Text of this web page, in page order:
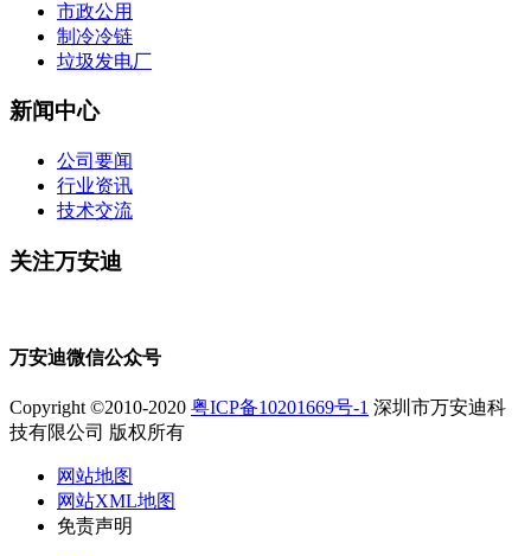
市政公用
制冷冷链
垃圾发电厂
新闻中心
公司要闻
行业资讯
技术交流
关注万安迪
万安迪微信公众号
Copyright ©2010-2020 粤ICP备10201669号-1 深圳市万安迪科
技有限公司 版权所有
网站地图
网站XML地图
免责声明